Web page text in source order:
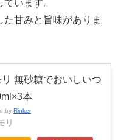
います。
甘みと旨味がありま
無砂糖でおいしいつ
本
by Rinker
リ